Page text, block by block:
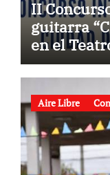
II
guitarra
en el
Aire Libre